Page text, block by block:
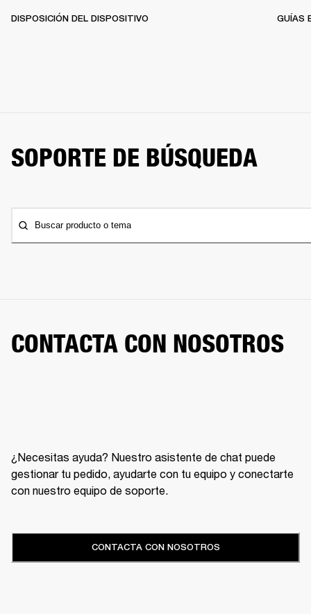
DISPOSICIÓN DEL DISPOSITIVO GUÍAS
SOPORTE DE BÚSQUEDA
Buscar producto o tema
CONTACTA CON NOSOTROS
¿Necesitas ayuda? Nuestro asistente de chat puede
gestionar tu pedido, ayudarte con tu equipo y conectarte
con nuestro equipo de soporte.
CONTACTA CON NOSOTROS